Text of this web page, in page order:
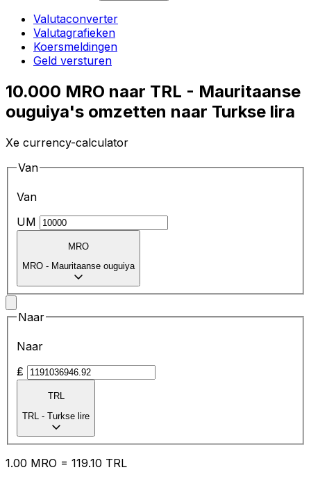
Valutaconverter
Valutagrafieken
Koersmeldingen
Geld versturen
10.000 MRO naar TRL - Mauritaanse
ouguiya's omzetten naar Turkse lira
Xe currency-calculator
Van
Van
UM
MRO
MRO - Mauritaanse ouguiya
Naar
Naar
₤
TRL
TRL - Turkse lire
1.00 MRO = 119.10 TRL